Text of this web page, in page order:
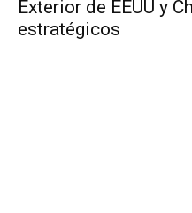
Exterior de EEUU y
estratégicos